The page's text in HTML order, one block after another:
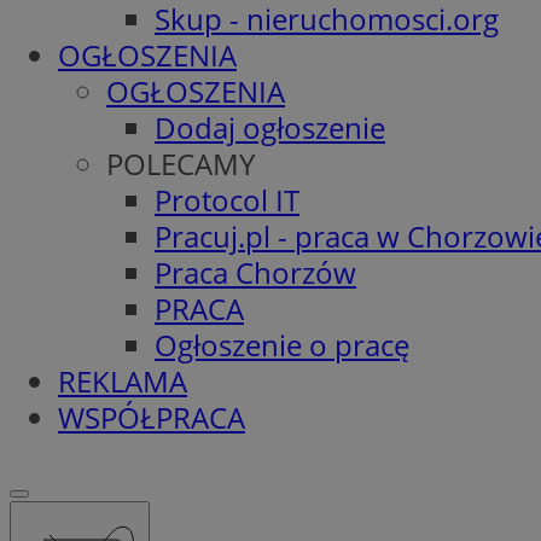
Skup - nieruchomosci.org
OGŁOSZENIA
OGŁOSZENIA
Dodaj ogłoszenie
POLECAMY
Protocol IT
Pracuj.pl - praca w
Praca Chorzów
PRACA
Ogłoszenie o pracę
REKLAMA
WSPÓŁPRACA